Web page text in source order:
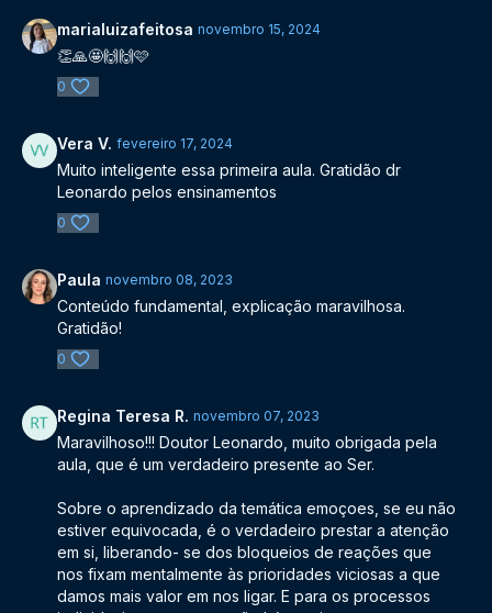
marialuizafeitosa novembro 15, 2024
👏🙏🤩🙌🙌🩷
0
Vera V. fevereiro 17, 2024
Muito inteligente essa primeira aula. Gratidão dr
Leonardo pelos ensinamentos
0
Paula novembro 08, 2023
Conteúdo fundamental, explicação maravilhosa.
Gratidão!
0
Regina Teresa R. novembro 07, 2023
Maravilhoso!!! Doutor Leonardo, muito obrigada pela
aula, que é um verdadeiro presente ao Ser.
Sobre o aprendizado da temática emoçoes, se eu não
estiver equivocada, é o verdadeiro prestar a atenção
em si, liberando- se dos bloqueios de reações que
nos fixam mentalmente às prioridades viciosas a que
damos mais valor em nos ligar. E para os processos